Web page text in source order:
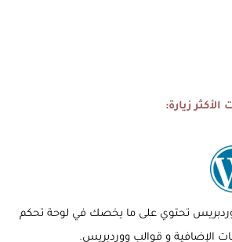
زيارة:
تحتوي على ما يخصك في لوحة تحكم
الإضافية و قوالب ووردبريس.